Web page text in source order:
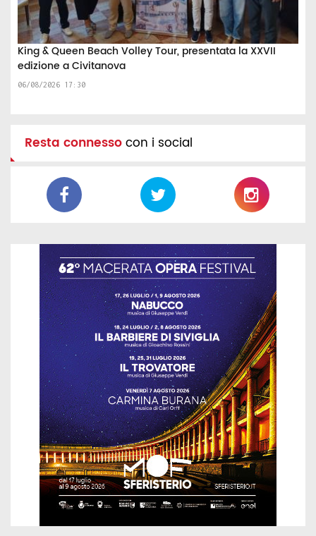
King & Queen Beach Volley Tour, presentata la XXVII
edizione a Civitanova
06/08/2026 17:30
Resta connessocon i social